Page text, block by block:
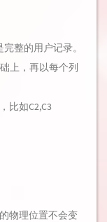
整的用户记录。
上，再以每个列
比如C2,C3
物理位置不会变